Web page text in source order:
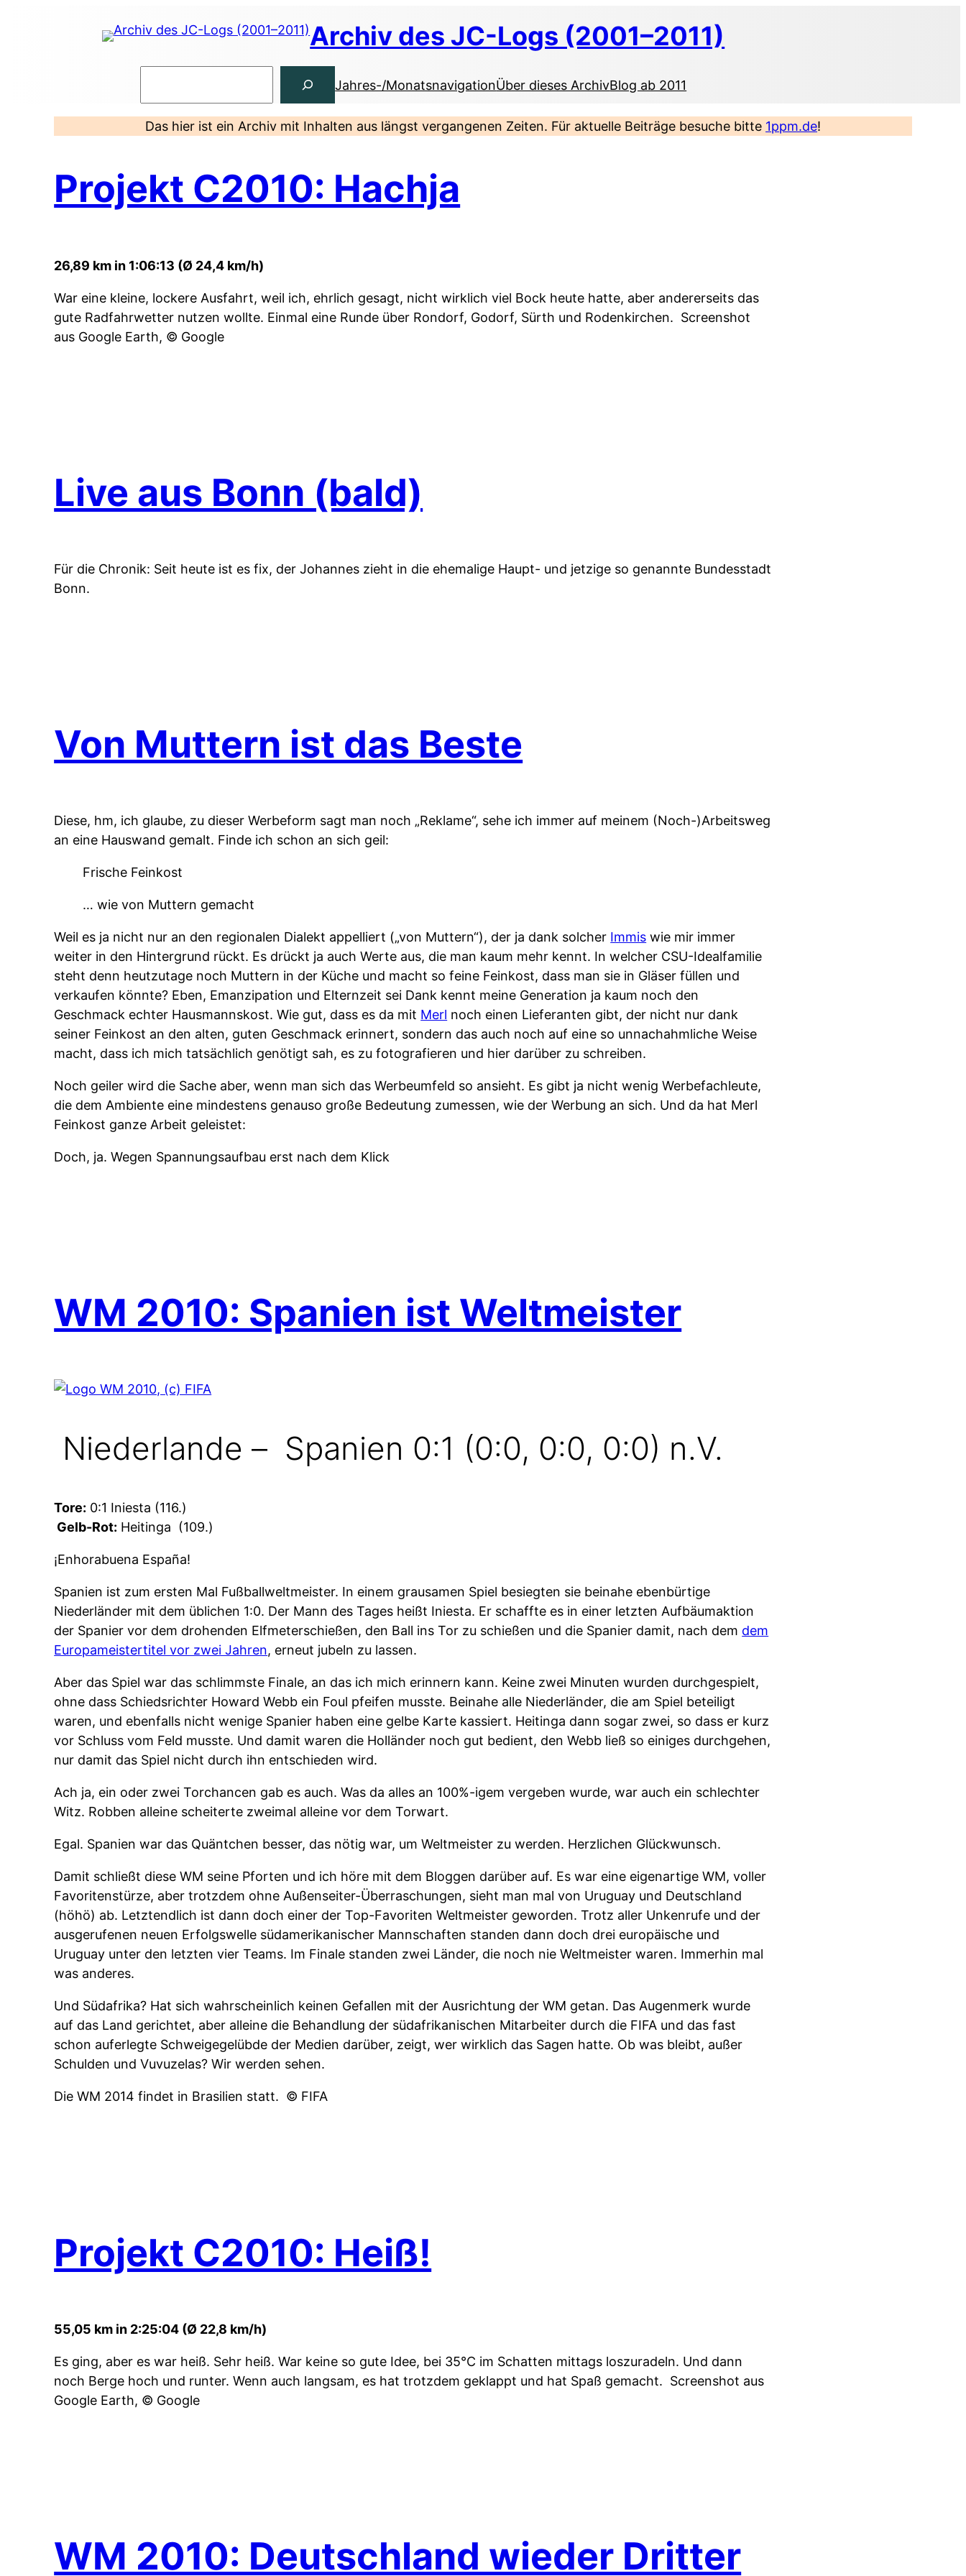
Archiv des JC-Logs (2001–2011)
Jahres-/MonatsnavigationÜber dieses ArchivBlog ab 2011
Das hier ist ein Archiv mit Inhalten aus längst vergangenen Zeiten. Für aktuelle Beiträge besuche bitte 1ppm.de!
Projekt C2010: Hachja
26,89 km in 1:06:13 (Ø 24,4 km/h)
War eine kleine, lockere Ausfahrt, weil ich, ehrlich gesagt, nicht wirklich viel Bock heute hatte, aber andererseits das
gute Radfahrwetter nutzen wollte. Einmal eine Runde über Rondorf, Godorf, Sürth und Rodenkirchen. Screenshot
aus Google Earth, © Google
Live aus Bonn (bald)
Für die Chronik: Seit heute ist es fix, der Johannes zieht in die ehemalige Haupt- und jetzige so genannte Bundesstadt
Bonn.
Von Muttern ist das Beste
Diese, hm, ich glaube, zu dieser Werbeform sagt man noch „Reklame“, sehe ich immer auf meinem (Noch-)Arbeitsweg
an eine Hauswand gemalt. Finde ich schon an sich geil:
Frische Feinkost
… wie von Muttern gemacht
Weil es ja nicht nur an den regionalen Dialekt appelliert („von Muttern“), der ja dank solcher Immis wie mir immer
weiter in den Hintergrund rückt. Es drückt ja auch Werte aus, die man kaum mehr kennt. In welcher CSU-Idealfamilie
steht denn heutzutage noch Muttern in der Küche und macht so feine Feinkost, dass man sie in Gläser füllen und
verkaufen könnte? Eben, Emanzipation und Elternzeit sei Dank kennt meine Generation ja kaum noch den
Geschmack echter Hausmannskost. Wie gut, dass es da mit Merl noch einen Lieferanten gibt, der nicht nur dank
seiner Feinkost an den alten, guten Geschmack erinnert, sondern das auch noch auf eine so unnachahmliche Weise
macht, dass ich mich tatsächlich genötigt sah, es zu fotografieren und hier darüber zu schreiben.
Noch geiler wird die Sache aber, wenn man sich das Werbeumfeld so ansieht. Es gibt ja nicht wenig Werbefachleute,
die dem Ambiente eine mindestens genauso große Bedeutung zumessen, wie der Werbung an sich. Und da hat Merl
Feinkost ganze Arbeit geleistet:
Doch, ja. Wegen Spannungsaufbau erst nach dem Klick
WM 2010: Spanien ist Weltmeister
Niederlande – Spanien 0:1 (0:0, 0:0, 0:0) n.V.
Tore: 0:1 Iniesta (116.)
Gelb-Rot: Heitinga (109.)
¡Enhorabuena España!
Spanien ist zum ersten Mal Fußballweltmeister. In einem grausamen Spiel besiegten sie beinahe ebenbürtige
Niederländer mit dem üblichen 1:0. Der Mann des Tages heißt Iniesta. Er schaffte es in einer letzten Aufbäumaktion
der Spanier vor dem drohenden Elfmeterschießen, den Ball ins Tor zu schießen und die Spanier damit, nach dem dem
Europameistertitel vor zwei Jahren, erneut jubeln zu lassen.
Aber das Spiel war das schlimmste Finale, an das ich mich erinnern kann. Keine zwei Minuten wurden durchgespielt,
ohne dass Schiedsrichter Howard Webb ein Foul pfeifen musste. Beinahe alle Niederländer, die am Spiel beteiligt
waren, und ebenfalls nicht wenige Spanier haben eine gelbe Karte kassiert. Heitinga dann sogar zwei, so dass er kurz
vor Schluss vom Feld musste. Und damit waren die Holländer noch gut bedient, den Webb ließ so einiges durchgehen,
nur damit das Spiel nicht durch ihn entschieden wird.
Ach ja, ein oder zwei Torchancen gab es auch. Was da alles an 100%-igem vergeben wurde, war auch ein schlechter
Witz. Robben alleine scheiterte zweimal alleine vor dem Torwart.
Egal. Spanien war das Quäntchen besser, das nötig war, um Weltmeister zu werden. Herzlichen Glückwunsch.
Damit schließt diese WM seine Pforten und ich höre mit dem Bloggen darüber auf. Es war eine eigenartige WM, voller
Favoritenstürze, aber trotzdem ohne Außenseiter-Überraschungen, sieht man mal von Uruguay und Deutschland
(höhö) ab. Letztendlich ist dann doch einer der Top-Favoriten Weltmeister geworden. Trotz aller Unkenrufe und der
ausgerufenen neuen Erfolgswelle südamerikanischer Mannschaften standen dann doch drei europäische und
Uruguay unter den letzten vier Teams. Im Finale standen zwei Länder, die noch nie Weltmeister waren. Immerhin mal
was anderes.
Und Südafrika? Hat sich wahrscheinlich keinen Gefallen mit der Ausrichtung der WM getan. Das Augenmerk wurde
auf das Land gerichtet, aber alleine die Behandlung der südafrikanischen Mitarbeiter durch die FIFA und das fast
schon auferlegte Schweigegelübde der Medien darüber, zeigt, wer wirklich das Sagen hatte. Ob was bleibt, außer
Schulden und Vuvuzelas? Wir werden sehen.
Die WM 2014 findet in Brasilien statt. © FIFA
Projekt C2010: Heiß!
55,05 km in 2:25:04 (Ø 22,8 km/h)
Es ging, aber es war heiß. Sehr heiß. War keine so gute Idee, bei 35°C im Schatten mittags loszuradeln. Und dann
noch Berge hoch und runter. Wenn auch langsam, es hat trotzdem geklappt und hat Spaß gemacht. Screenshot aus
Google Earth, © Google
WM 2010: Deutschland wieder Dritter